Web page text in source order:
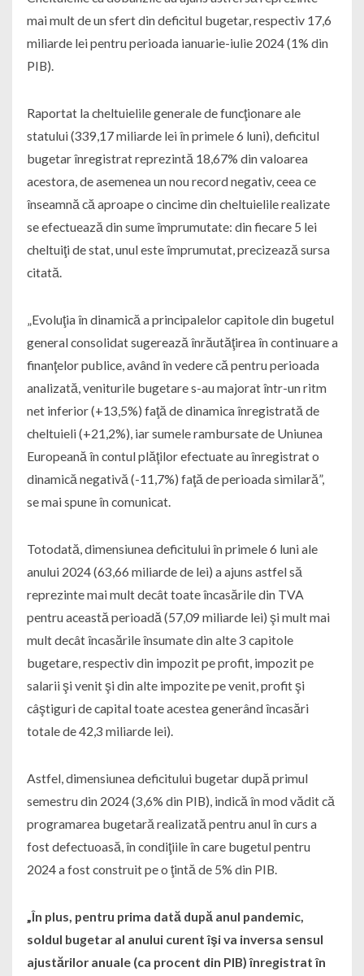
mai mult de un sfert din deficitul bugetar, respectiv 17,6
miliarde lei pentru perioada ianuarie-iulie 2024 (1% din
PIB).
Raportat la cheltuielile generale de funcţionare ale
statului (339,17 miliarde lei în primele 6 luni), deficitul
bugetar înregistrat reprezintă 18,67% din valoarea
acestora, de asemenea un nou record negativ, ceea ce
înseamnă că aproape o cincime din cheltuielile realizate
se efectuează din sume împrumutate: din fiecare 5 lei
cheltuiţi de stat, unul este împrumutat, precizează sursa
citată.
„Evoluţia în dinamică a principalelor capitole din bugetul
general consolidat sugerează înrăutăţirea în continuare a
finanţelor publice, având în vedere că pentru perioada
analizată, veniturile bugetare s-au majorat într-un ritm
net inferior (+13,5%) faţă de dinamica înregistrată de
cheltuieli (+21,2%), iar sumele rambursate de Uniunea
Europeană în contul plăţilor efectuate au înregistrat o
dinamică negativă (-11,7%) faţă de perioada similară”,
se mai spune în comunicat.
Totodată, dimensiunea deficitului în primele 6 luni ale
anului 2024 (63,66 miliarde de lei) a ajuns astfel să
reprezinte mai mult decât toate încasările din TVA
pentru această perioadă (57,09 miliarde lei) şi mult mai
mult decât încasările însumate din alte 3 capitole
bugetare, respectiv din impozit pe profit, impozit pe
salarii şi venit şi din alte impozite pe venit, profit şi
câştiguri de capital toate acestea generând încasări
totale de 42,3 miliarde lei).
Astfel, dimensiunea deficitului bugetar după primul
semestru din 2024 (3,6% din PIB), indică în mod vădit că
programarea bugetară realizată pentru anul în curs a
fost defectuoasă, în condiţiile în care bugetul pentru
2024 a fost construit pe o ţintă de 5% din PIB.
„În plus, pentru prima dată după anul pandemic,
soldul bugetar al anului curent îşi va inversa sensul
ajustărilor anuale (ca procent din PIB) înregistrat în